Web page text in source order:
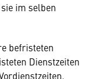
im selben
befristeten
Dienstzeiten